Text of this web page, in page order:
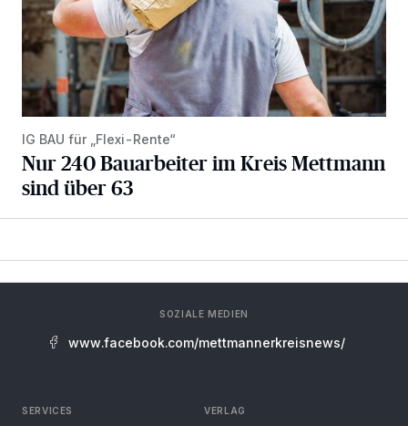
IG BAU für „Flexi-Rente“
Nur 240 Bauarbeiter im Kreis Mettmann
sind über 63
SOZIALE MEDIEN
www.facebook.com/mettmannerkreisnews/
SERVICES VERLAG